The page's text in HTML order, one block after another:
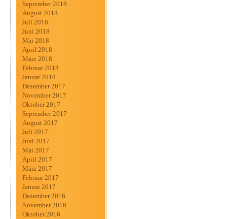
September 2018
August 2018
Juli 2018
Juni 2018
Mai 2018
April 2018
März 2018
Februar 2018
Januar 2018
Dezember 2017
November 2017
Oktober 2017
September 2017
August 2017
Juli 2017
Juni 2017
Mai 2017
April 2017
März 2017
Februar 2017
Januar 2017
Dezember 2016
November 2016
Oktober 2016